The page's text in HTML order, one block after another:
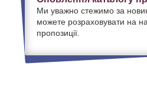
Ми уважно стежимо за
можете розраховувати на
пропозиції.